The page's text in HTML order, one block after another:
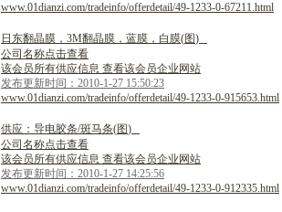
www.01dianzi.com/tradeinfo/offerdetail/49-1233-0-67211.html
日 东翻晶膜 ， 3M翻晶膜 ， 蓝膜 ， 白 膜(图)
公司名称点击查看
该会员所有供应信息 查看该会员企业网站
发布更新时间：2010-1-27 15:50:23
www.01dianzi.com/tradeinfo/offerdetail/49-1233-0-915653.html
供应 ： 导电胶条/斑马条(图)
公司名称点击查看
该会员所有供应信息 查看该会员企业网站
发布更新时间：2010-1-27 14:25:56
www.01dianzi.com/tradeinfo/offerdetail/49-1233-0-912335.html